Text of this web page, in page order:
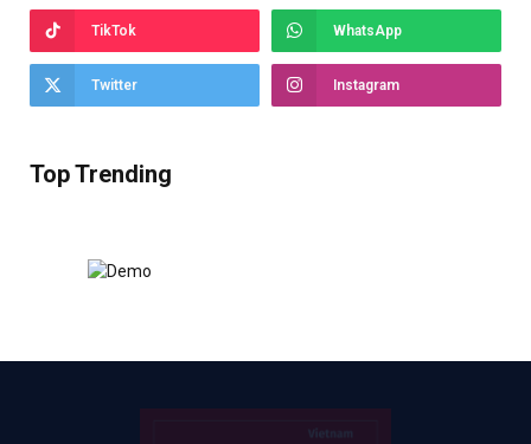
TikTok WhatsApp
Twitter Instagram
Top Trending